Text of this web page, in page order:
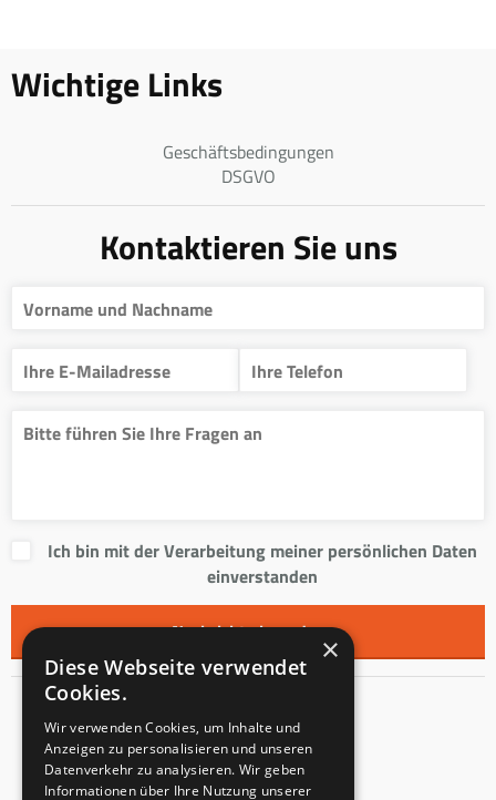
Wichtige Links
Geschäftsbedingungen
DSGVO
Kontaktieren Sie uns
Ich bin mit der Verarbeitung meiner persönlichen Daten
einverstanden
Kontakt
Innentreppen s.r.o.
Mladoňovice 65
×
Diese Webseite verwendet
Cookies.
Wir verwenden Cookies, um Inhalte und
Anzeigen zu personalisieren und unseren
Datenverkehr zu analysieren. Wir geben
Informationen über Ihre Nutzung unserer